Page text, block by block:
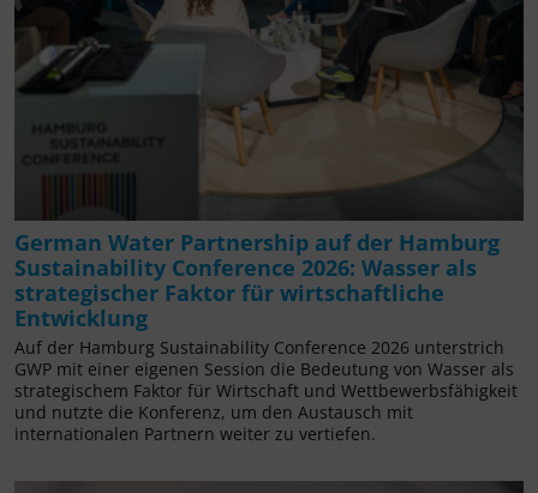
German Water Partnership auf der Hamburg
Sustainability Conference 2026: Wasser als
strategischer Faktor für wirtschaftliche
Entwicklung
Auf der Hamburg Sustainability Conference 2026 unterstrich
GWP mit einer eigenen Session die Bedeutung von Wasser als
strategischem Faktor für Wirtschaft und Wettbewerbsfähigkeit
und nutzte die Konferenz, um den Austausch mit
internationalen Partnern weiter zu vertiefen.